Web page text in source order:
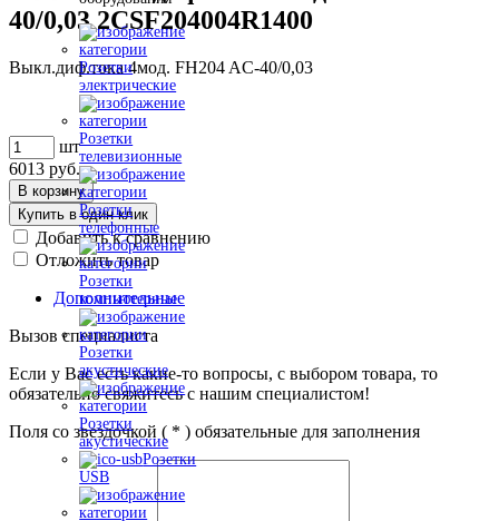
Розетки
электрические
Розетки
телевизионные
Розетки
телефонные
Розетки
компьютерные
Розетки
акустические
Розетки
акустические
Розетки
USB
40/0,03 2CSF204004R1400
Выкл.диф.тока 4мод. FH204 AC-40/0,03
шт
6013 руб.
В корзину
Купить в один клик
Добавить к сравнению
Отложить товар
Дополнительные
Вызов специалиста
Если у Вас есть какие-то вопросы, с выбором товара, то
обязательно свяжитесь с нашим специалистом!
Поля со звездочкой ( * ) обязательные для заполнения